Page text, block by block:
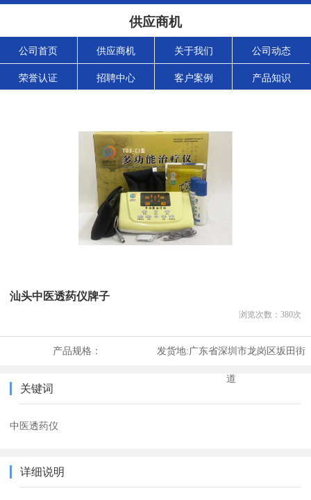
供应商机
公司首页 供应商机 关于我们 公司动态
荣誉认证 招聘中心 客户案例 产品知识
汕头中医透药仪牌子
浏览次数： 380次
产品规格： 发货地:广东省深圳市龙岗区坂田街
道
关键词
中医透药仪
详细说明